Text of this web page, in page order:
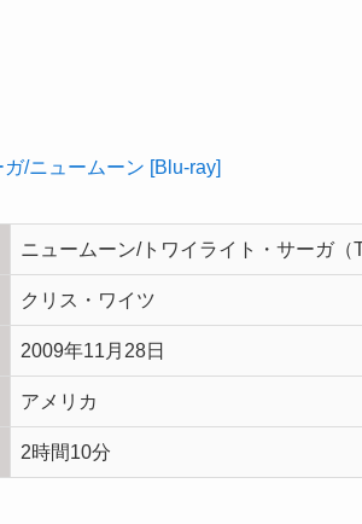
/ニュームーン [Blu-ray]
ニュームーン/トワイライト・サーガ（
クリス・ワイツ
2009年11月28日
アメリカ
2時間10分